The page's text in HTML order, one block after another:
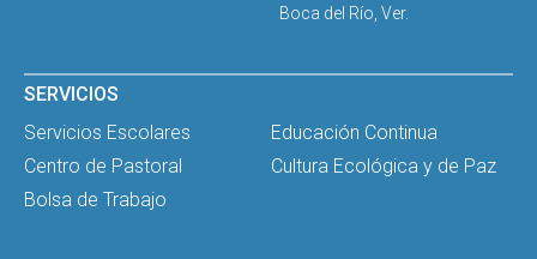
Boca del Río, Ver.
SERVICIOS
Servicios Escolares
Educación Continua
Centro de Pastoral
Cultura Ecológica y de Paz
Bolsa de Trabajo